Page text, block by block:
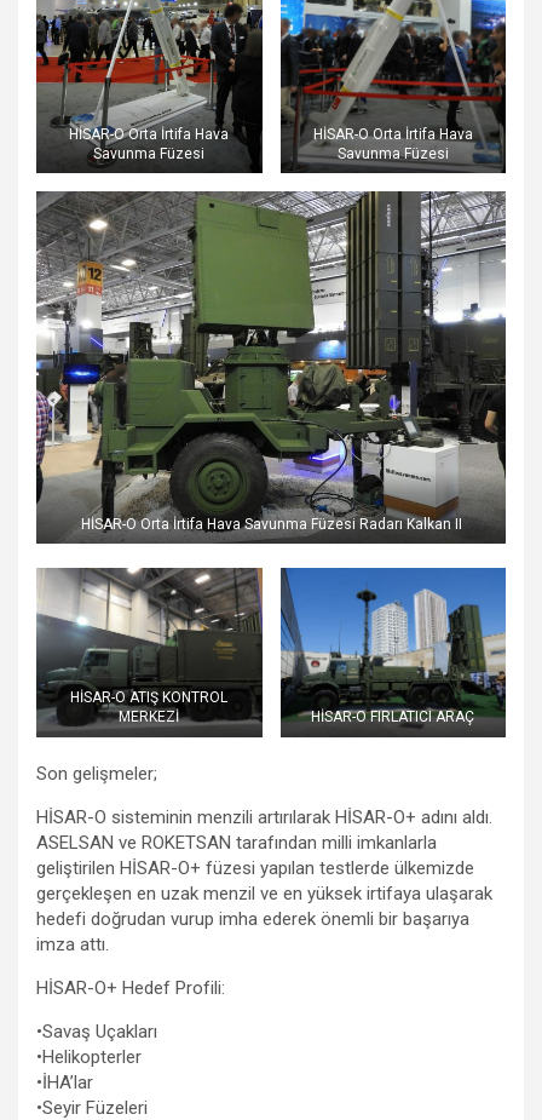
HİSAR-O Orta İrtifa Hava
Savunma Füzesi
HİSAR-O Orta İrtifa Hava
Savunma Füzesi
HİSAR-O Orta İrtifa Hava Savunma Füzesi Radarı Kalkan II
HİSAR-O ATIŞ KONTROL
MERKEZİ
HİSAR-O FIRLATICI ARAÇ
Son gelişmeler;
HİSAR-O sisteminin menzili artırılarak HİSAR-O+ adını aldı.
ASELSAN ve ROKETSAN tarafından milli imkanlarla
geliştirilen HİSAR-O+ füzesi yapılan testlerde ülkemizde
gerçekleşen en uzak menzil ve en yüksek irtifaya ulaşarak
hedefi doğrudan vurup imha ederek önemli bir başarıya
imza attı.
HİSAR-O+ Hedef Profili:
•Savaş Uçakları
•Helikopterler
•İHA’lar
•Seyir Füzeleri